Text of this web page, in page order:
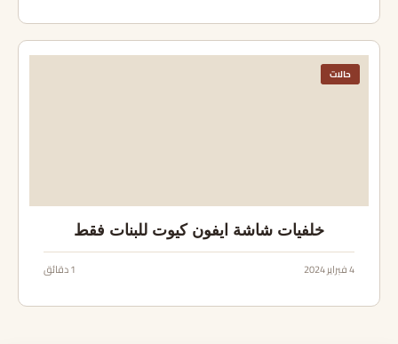
حالات
خلفيات شاشة ايفون كيوت للبنات فقط
4 فبراير 2024 1 دقائق